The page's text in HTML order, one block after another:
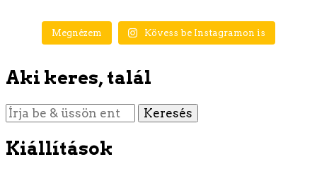
Megnézem Kövess be Instagramon is
Aki keres, talál
Keres
valamit?
Kiállítások